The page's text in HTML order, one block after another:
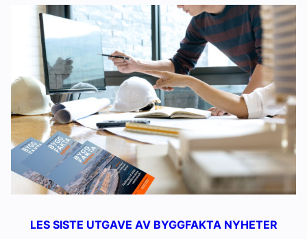
LES SISTE UTGAVE AV BYGGFAKTA NYHETER